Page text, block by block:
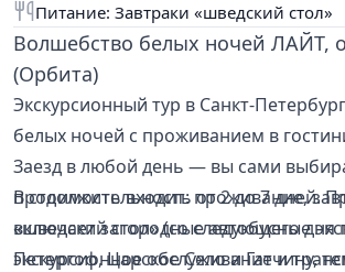
Питание: Завтраки «шведский стол»
Волшебство белых ночей ЛАЙТ,
(Орбита)
Экскурсионный тур в Санкт-
белых ночей с проживанием в
Заезд в любой день — вы сами
продолжительность от 2 до 7 дней.
включает загородные автобусные
Петергоф, Царское Село и Гатчину,
В стоимость входит: проживание,
«шведский стол» (со следующего дня
экскурсионное обслуживание и